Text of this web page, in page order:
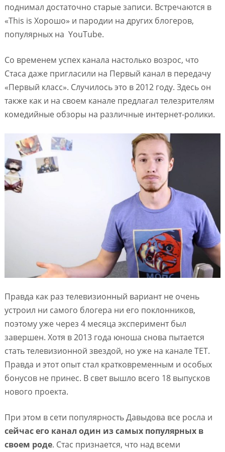
поднимал достаточно старые записи. Встречаются в
«This is Хорошо» и пародии на других блогеров,
популярных на YouTube.
Со временем успех канала настолько возрос, что
Стаса даже пригласили на Первый канал в передачу
«Первый класс». Случилось это в 2012 году. Здесь он
также как и на своем канале предлагал телезрителям
комедийные обзоры на различные интернет-ролики.
Правда как раз телевизионный вариант не очень
устроил ни самого блогера ни его поклонников,
поэтому уже через 4 месяца эксперимент был
завершен. Хотя в 2013 года юноша снова пытается
стать телевизионной звездой, но уже на канале ТЕТ.
Правда и этот опыт стал кратковременным и особых
бонусов не принес. В свет вышло всего 18 выпусков
нового проекта.
При этом в сети популярность Давыдова все росла и
сейчас его канал один из самых популярных в
своем роде. Стас признается, что над всеми